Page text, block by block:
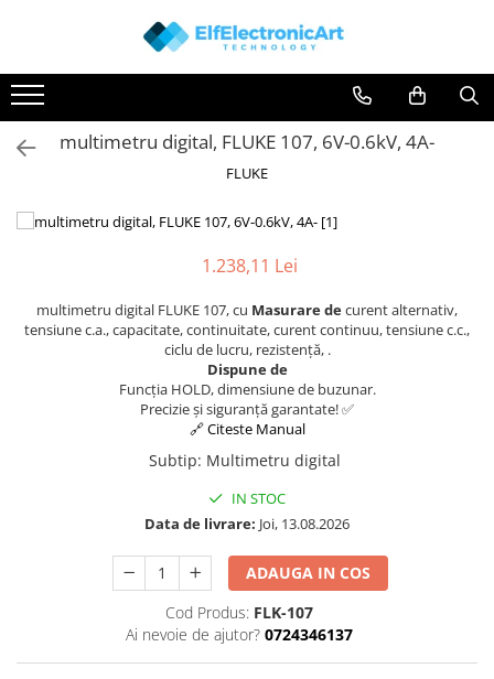
Instrumente de masura si control
Clesti Ampermetrici
Multimetre Digitale
Surse de alimentare
Osciloscoape
Accesorii
Osciloscoape AXIOMET
Osciloscoape B&K PRECISION
Osciloscoape FLUKE
Osciloscoape KEYSIGHT
Osciloscoape OWON
Osciloscoape Peaktech
Osciloscoape ROHDE & SCHWARZ
Osciloscoape TELEDYNE LECROY
multimetru digital, FLUKE 107, 6V-0.6kV, 4A-
FLUKE
1.238,11 Lei
multimetru digital FLUKE 107, cu Masurare decurent alternativ,
tensiune c.a., capacitate, continuitate, curent continuu, tensiune c.c.,
ciclu de lucru, rezistență, .
Dispune de
Funcția HOLD, dimensiune de buzunar.
Precizie și siguranță garantate! ✅
🔗 Citeste Manual
Subtip: Multimetru digital
IN STOC
Data de livrare: Joi, 13.08.2026
ADAUGA IN COS
Cod Produs: FLK-107
Ai nevoie de ajutor? 0724346137